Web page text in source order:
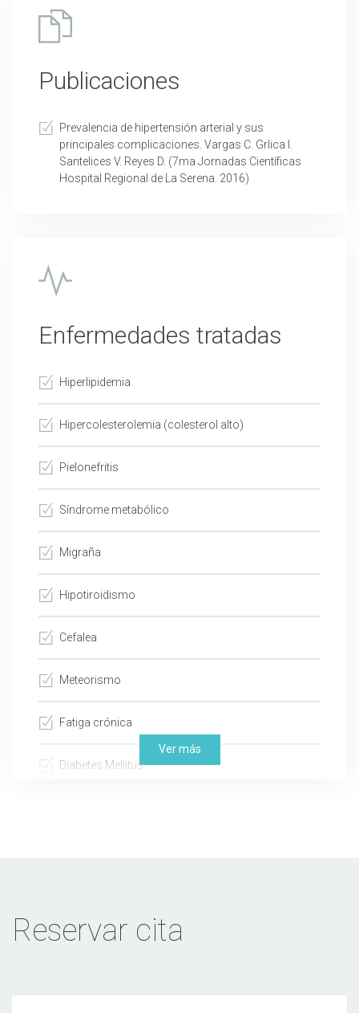
Publicaciones
Prevalencia de hipertensión arterial y sus
principales complicaciones. Vargas C. Grlica I.
Santelices V. Reyes D. (7ma Jornadas Científicas
Hospital Regional de La Serena. 2016)
Enfermedades tratadas
Hiperlipidemia
Hipercolesterolemia (colesterol alto)
Pielonefritis
Síndrome metabólico
Migraña
Hipotiroidismo
Cefalea
Meteorismo
Fatiga crónica
Diabetes Mellitus
Osteoartritis
Ver más
Reservar cita